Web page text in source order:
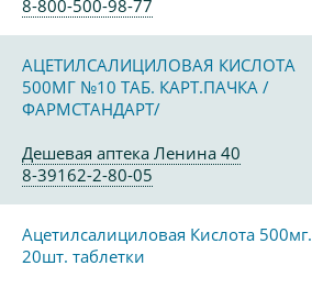
8-800-500-98-77
АЦЕТИЛСАЛИЦИЛОВАЯ КИСЛОТА
500МГ №10 ТАБ. КАРТ.ПАЧКА /
ФАРМСТАНДАРТ/
Дешевая аптека Ленина 40
8-39162-2-80-05
Ацетилсалициловая Кислота 500мг.
20шт. таблетки